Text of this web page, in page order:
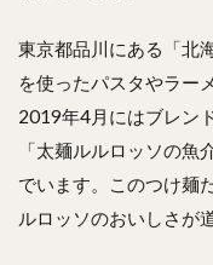
東京都品川にある「北
を使ったパスタやラー
2019年4月にはブレン
「太麺ルルロッソの
でいます。このつけ麺
ルロッソのおいしさが